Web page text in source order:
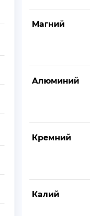
Магний
Алюминий
Кремний
Калий